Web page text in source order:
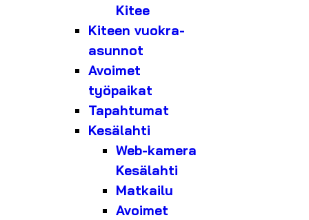
Kitee
Kiteen vuokra-
asunnot
Avoimet
työpaikat
Tapahtumat
Kesälahti
Web-kamera
Kesälahti
Matkailu
Avoimet